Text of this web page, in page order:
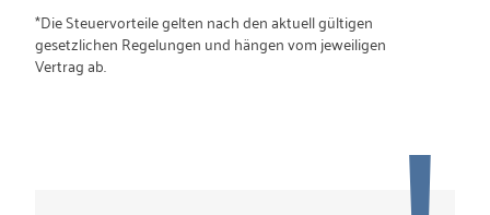
*Die Steuervorteile gelten nach den aktuell gültigen
gesetzlichen Regelungen und hängen vom jeweiligen
Vertrag ab.